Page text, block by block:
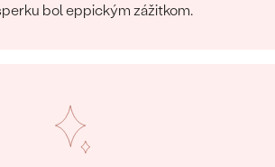
bol eppickým zážitkom.